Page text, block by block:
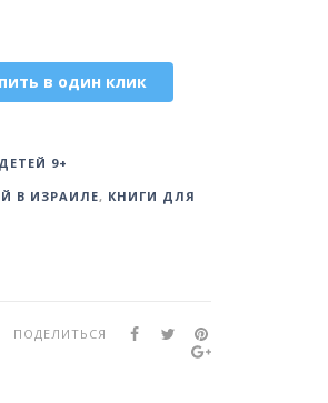
в один клик
9+
В ИЗРАИЛЕ, КНИГИ ДЛЯ
ПОДЕЛИТЬСЯ